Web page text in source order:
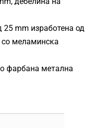
25 mm изработена од
меламинска
фарбана метална